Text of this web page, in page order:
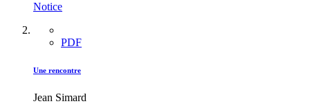
Notice
PDF
Une rencontre
Jean Simard